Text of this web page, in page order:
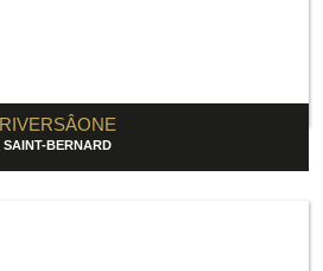
RIVERSÂONE
SAINT-BERNARD